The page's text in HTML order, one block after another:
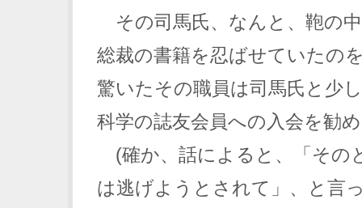
その司馬氏、なんと、鞄の
総裁の書籍を忍ばせていたの
驚いたその職員は司馬氏と少
科学の誌友会員への入会を勧
(確か、話によると、「その
は逃げようとされて」、と言